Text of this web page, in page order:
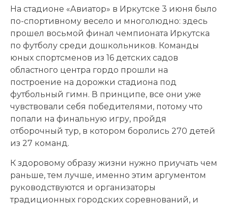
На стадионе «Авиатор» в Иркутске 3 июня было
по-спортивному весело и многолюдно: здесь
прошел восьмой финал чемпионата Иркутска
по футболу среди дошкольников. Команды
юных спортсменов из 16 детских садов
областного центра гордо прошли на
построение на дорожки стадиона под
футбольный гимн. В принципе, все они уже
чувствовали себя победителями, потому что
попали на финальную игру, пройдя
отборочный тур, в котором боролись 270 детей
из 27 команд.
К здоровому образу жизни нужно приучать чем
раньше, тем лучше, именно этим аргументом
руководствуются и организаторы
традиционных городских соревнований, и